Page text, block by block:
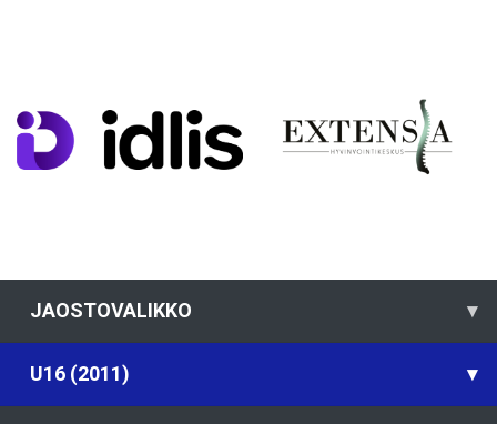
JAOSTOVALIKKO ▾
U16 (2011) ▾